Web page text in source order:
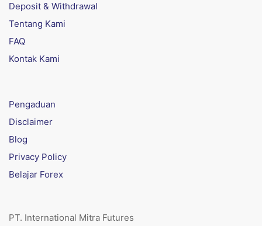
Deposit & Withdrawal
Tentang Kami
FAQ
Kontak Kami
Pengaduan
Disclaimer
Blog
Privacy Policy
Belajar Forex
PT. International Mitra Futures